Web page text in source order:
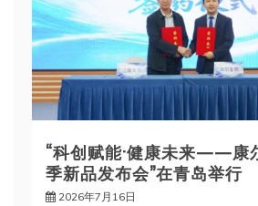
“科创赋能·健康未来——康
季新品发布会”在青岛举行
2026年7月16日